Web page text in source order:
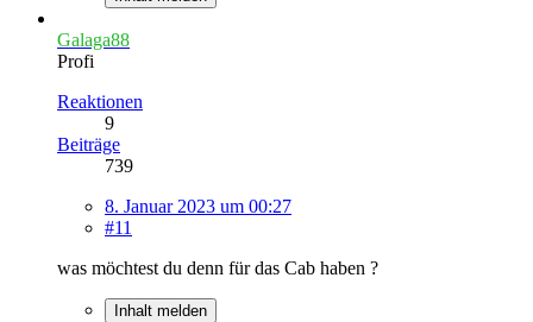
Galaga88
Profi
Reaktionen
9
Beiträge
739
8. Januar 2023 um 00:27
#11
was möchtest du denn für das Cab haben ?
Inhalt melden